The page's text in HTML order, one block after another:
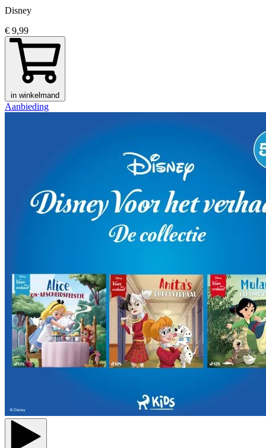
Disney
€ 9,99
in winkelmand
Aanbieding